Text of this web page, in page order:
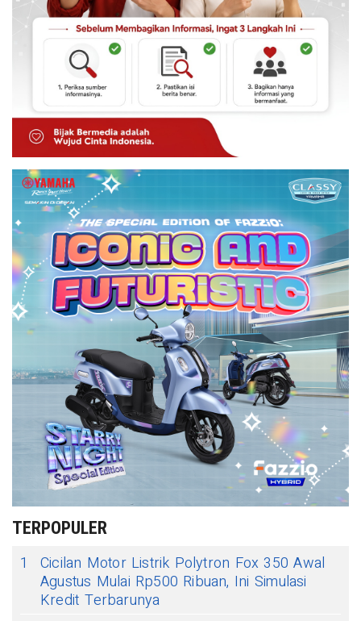
TERPOPULER
1
Cicilan Motor Listrik Polytron Fox 350 Awal
Agustus Mulai Rp500 Ribuan, Ini Simulasi
Kredit Terbarunya